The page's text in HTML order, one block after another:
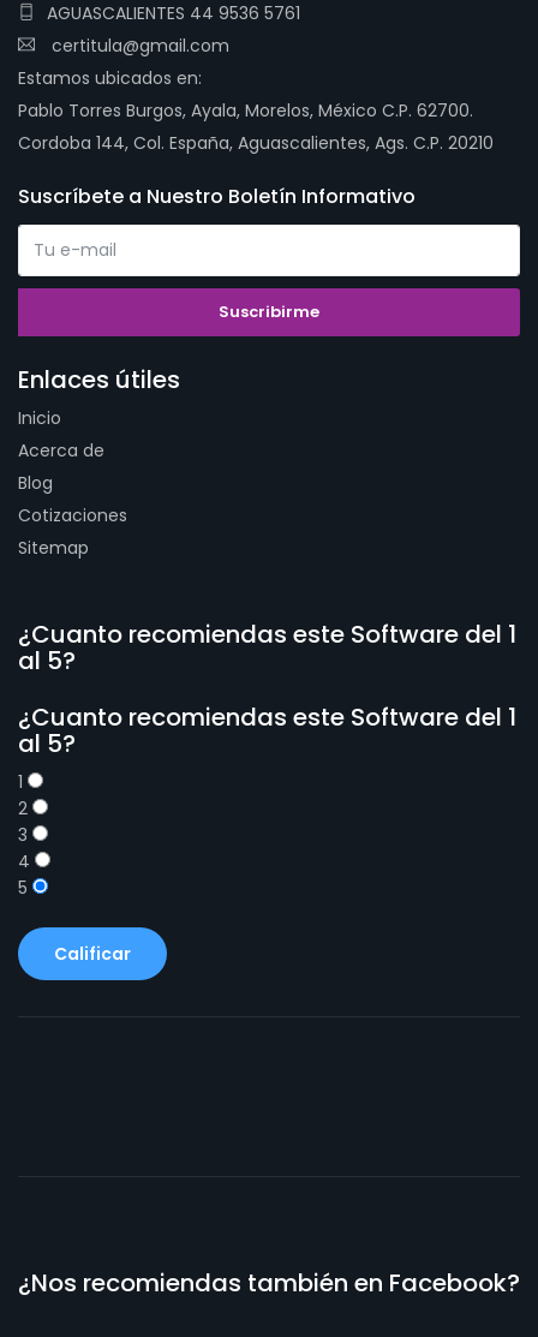
AGUASCALIENTES 44 9536 5761
certitula@gmail.com
Estamos ubicados en:
Pablo Torres Burgos, Ayala, Morelos, México C.P. 62700.
Cordoba 144, Col. España, Aguascalientes, Ags. C.P. 20210
Suscríbete a Nuestro Boletín Informativo
Enlaces útiles
Inicio
Acerca de
Blog
Cotizaciones
Sitemap
¿Cuanto recomiendas este Software del 1
al 5?
¿Cuanto recomiendas este Software del 1
al 5?
1
2
3
4
5
Calificar
¿Nos recomiendas también en Facebook?